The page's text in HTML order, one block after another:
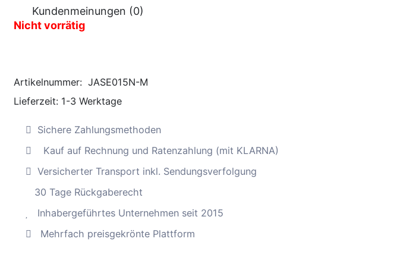
Kundenmeinungen (0)
Nicht vorrätig
Artikelnummer: JASE015N-M
Lieferzeit: 1-3 Werktage
Sichere Zahlungsmethoden
Kauf auf Rechnung und Ratenzahlung (mit KLARNA)
Versicherter Transport inkl. Sendungsverfolgung
30 Tage Rückgaberecht
Inhabergeführtes Unternehmen seit 2015
Mehrfach preisgekrönte Plattform